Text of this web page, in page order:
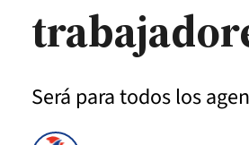
Será para todos los